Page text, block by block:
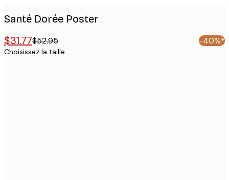
Santé Dorée Poster
$31.77$52.95 -40%*
Choisissez la taille